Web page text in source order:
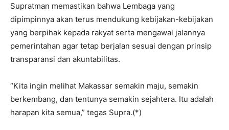
Supratman memastikan bahwa Lembaga yang
dipimpinnya akan terus mendukung kebijakan-kebijakan
yang berpihak kepada rakyat serta mengawal jalannya
pemerintahan agar tetap berjalan sesuai dengan prinsip
transparansi dan akuntabilitas.
“Kita ingin melihat Makassar semakin maju, semakin
berkembang, dan tentunya semakin sejahtera. Itu adalah
harapan kita semua,” tegas Supra.(*)